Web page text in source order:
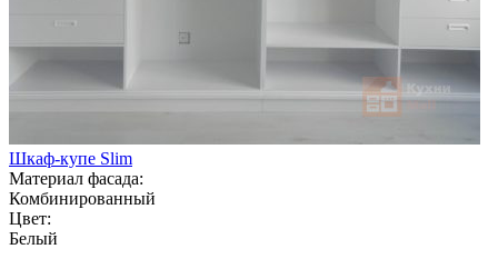
Шкаф-купе Slim
Материал фасада:
Комбинированный
Цвет:
Белый